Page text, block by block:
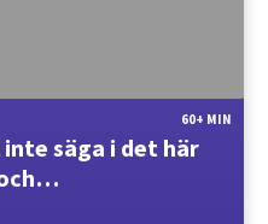
60+ MIN
säga i det här